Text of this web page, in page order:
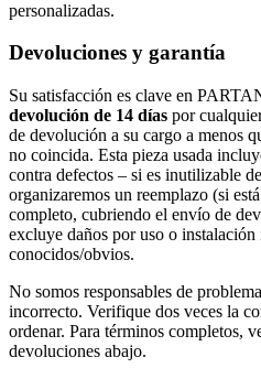
personalizadas.
Devoluciones y garantía
Su satisfacción es clave en
devolución de 14 días por
de devolución a su cargo a menos
no coincida. Esta pieza usada
contra defectos – si es inutilizable
organizaremos un reemplazo (si
completo, cubriendo el envío de
excluye daños por uso o
conocidos/obvios.
No somos responsables de
incorrecto. Verifique dos veces la
ordenar. Para términos completos,
devoluciones abajo.